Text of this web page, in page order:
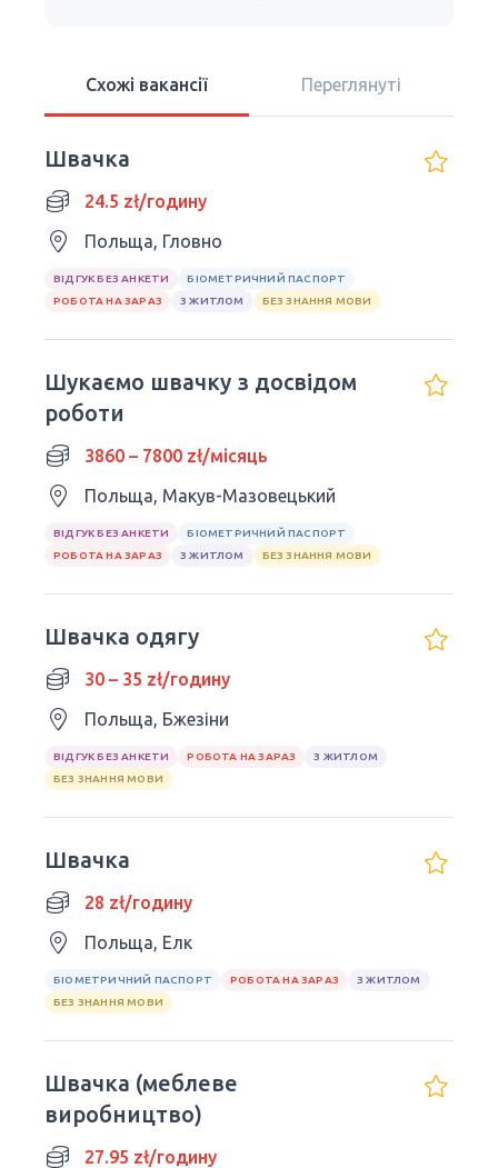
Схожі вакансії Переглянуті
Швачка
24.5 zł/годину
Польща, Гловно
ВІДГУК БЕЗ АНКЕТИ
БІОМЕТРИЧНИЙ ПАСПОРТ
РОБОТА НА ЗАРАЗ
З ЖИТЛОМ БЕЗ ЗНАННЯ МОВИ
Шукаємо швачку з досвідом
роботи
3860 – 7800 zł/місяць
Польща, Макув-Мазовецький
ВІДГУК БЕЗ АНКЕТИ
БІОМЕТРИЧНИЙ ПАСПОРТ
РОБОТА НА ЗАРАЗ
З ЖИТЛОМ БЕЗ ЗНАННЯ МОВИ
Швачка одягу
30 – 35 zł/годину
Польща, Бжезіни
ВІДГУК БЕЗ АНКЕТИ РОБОТА НА ЗАРАЗ
З ЖИТЛОМ
БЕЗ ЗНАННЯ МОВИ
Швачка
28 zł/годину
Польща, Елк
БІОМЕТРИЧНИЙ ПАСПОРТ РОБОТА НА ЗАРАЗ
З ЖИТЛОМ
БЕЗ ЗНАННЯ МОВИ
Швачка (меблеве
виробництво)
27.95 zł/годину